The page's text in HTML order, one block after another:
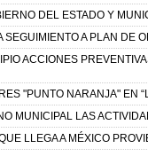
DEL ESTADO Y
SEGUIMIENTO A PLAN DE
ACCIONES
"PUNTO NARANJA" EN
MUNICIPAL LAS
LLEGA A MÉXICO